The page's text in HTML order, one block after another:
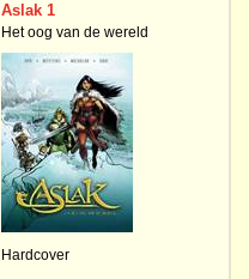
Aslak 1
Het oog van de wereld
Hardcover